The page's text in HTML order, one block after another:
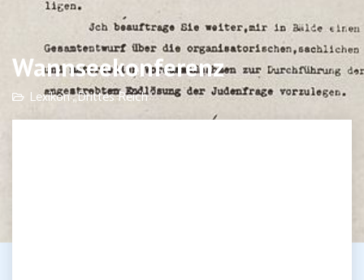
Wannseekonferenz
Lexikon „Drittes Reich“